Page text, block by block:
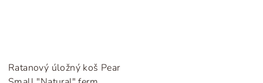
Ratanový úložný koš Pear